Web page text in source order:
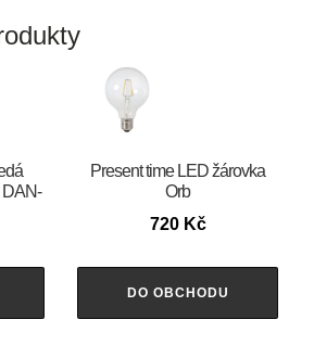
DAN-
Present time LED žárovka
Orb
720 Kč
DO OBCHODU